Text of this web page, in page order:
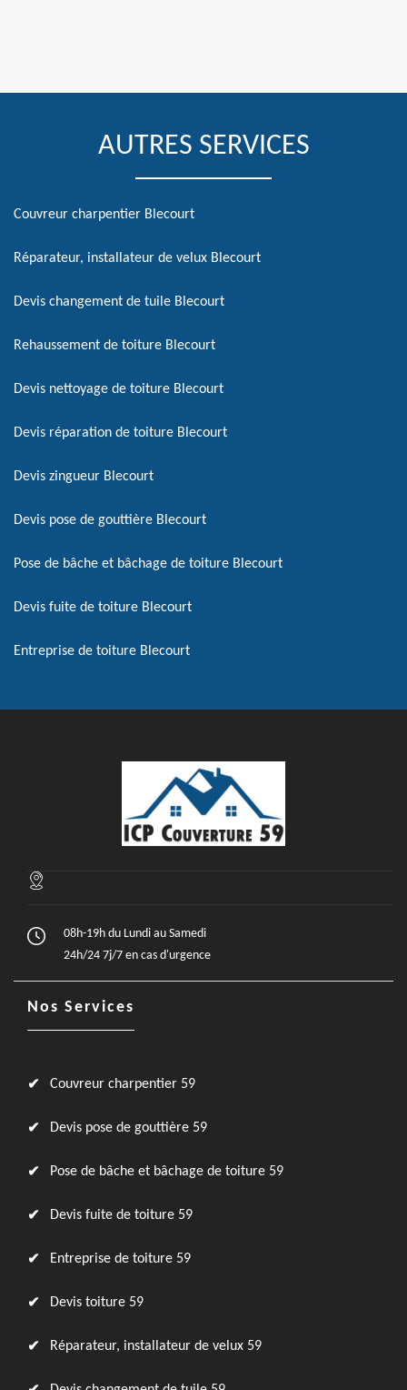
AUTRES SERVICES
Couvreur charpentier Blecourt
Réparateur, installateur de velux Blecourt
Devis changement de tuile Blecourt
Rehaussement de toiture Blecourt
Devis nettoyage de toiture Blecourt
Devis réparation de toiture Blecourt
Devis zingueur Blecourt
Devis pose de gouttière Blecourt
Pose de bâche et bâchage de toiture Blecourt
Devis fuite de toiture Blecourt
Entreprise de toiture Blecourt
08h-19h du Lundi au Samedi
24h/24 7j/7 en cas d'urgence
Nos Services
Couvreur charpentier 59
Devis pose de gouttière 59
Pose de bâche et bâchage de toiture 59
Devis fuite de toiture 59
Entreprise de toiture 59
Devis toiture 59
Réparateur, installateur de velux 59